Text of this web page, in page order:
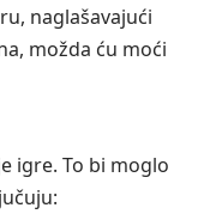
naglašavajući
možda ću moći
igre. To bi moglo